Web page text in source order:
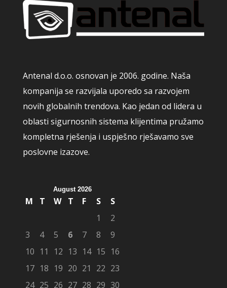
Antenal d.o.o. osnovan je 2006. godine. Naša
kompanija se razvijala uporedo sa razvojem
novih globalnih trendova. Kao jedan od lidera u
oblasti sigurnosnih sistema klijentima pružamo
kompletna rješenja i uspješno rješavamo sve
poslovne izazove.
August 2026
M T W T F S
S
1
2
3
4 5 6 7 8
9
10 11 12 13 14 15 16
17 18 19 20 21 22 23
24 25 26 27 28 29 30